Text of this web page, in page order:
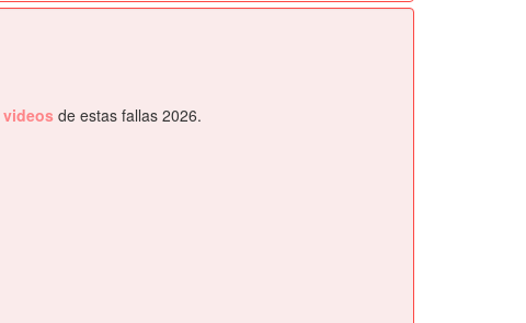
videos de estas fallas 2026.